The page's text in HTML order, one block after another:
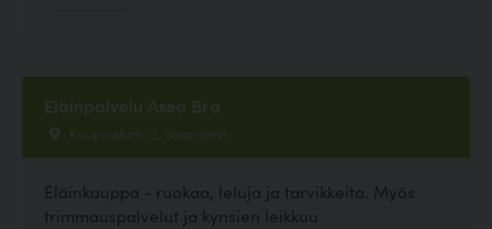
Eläinpalvelu Asea Bra
Kauppakatu 2, Saarijärvi
Eläinkauppa - ruokaa, leluja ja tarvikkeita. Myös
trimmauspalvelut ja kynsien leikkuu